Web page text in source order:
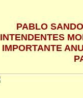
PABLO
INTENDENTES
IMPORTANTE